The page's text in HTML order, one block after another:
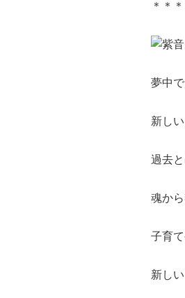
＊＊
夢中
新し
過去
魂か
子育
新し